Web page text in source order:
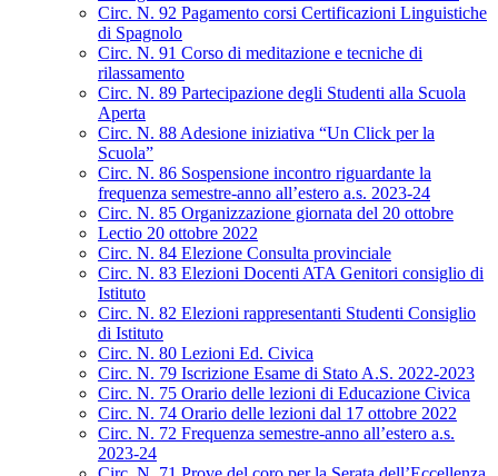
Circ. N. 92 Pagamento corsi Certificazioni Linguistiche
di Spagnolo
Circ. N. 91 Corso di meditazione e tecniche di
rilassamento
Circ. N. 89 Partecipazione degli Studenti alla Scuola
Aperta
Circ. N. 88 Adesione iniziativa “Un Click per la
Scuola”
Circ. N. 86 Sospensione incontro riguardante la
frequenza semestre-anno all’estero a.s. 2023-24
Circ. N. 85 Organizzazione giornata del 20 ottobre
Lectio 20 ottobre 2022
Circ. N. 84 Elezione Consulta provinciale
Circ. N. 83 Elezioni Docenti ATA Genitori consiglio di
Istituto
Circ. N. 82 Elezioni rappresentanti Studenti Consiglio
di Istituto
Circ. N. 80 Lezioni Ed. Civica
Circ. N. 79 Iscrizione Esame di Stato A.S. 2022-2023
Circ. N. 75 Orario delle lezioni di Educazione Civica
Circ. N. 74 Orario delle lezioni dal 17 ottobre 2022
Circ. N. 72 Frequenza semestre-anno all’estero a.s.
2023-24